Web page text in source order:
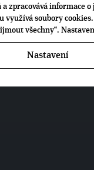
zpracovává
soubory
všechny“.
Nastavení